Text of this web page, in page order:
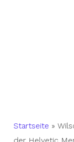
Startseite »